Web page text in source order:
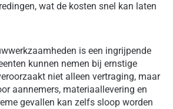
wat de kosten snel kan laten
is een ingrijpende
kunnen nemen bij ernstige
niet alleen vertraging, maar
aannemers, materiaallevering en
gevallen kan zelfs sloop worden